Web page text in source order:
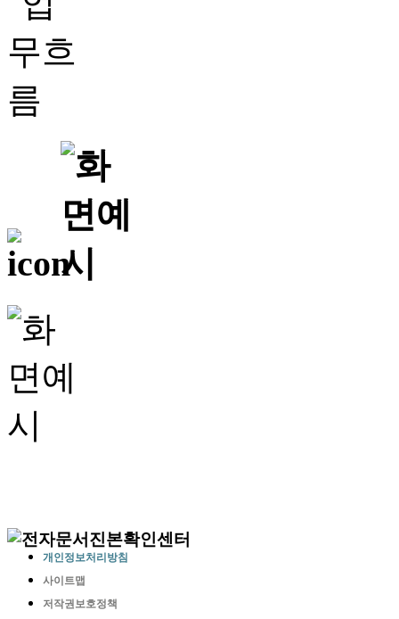
개인정보처리방침
사이트맵
저작권보호정책